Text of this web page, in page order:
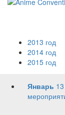
2013 год
2014 год
2015 год
Январь 13